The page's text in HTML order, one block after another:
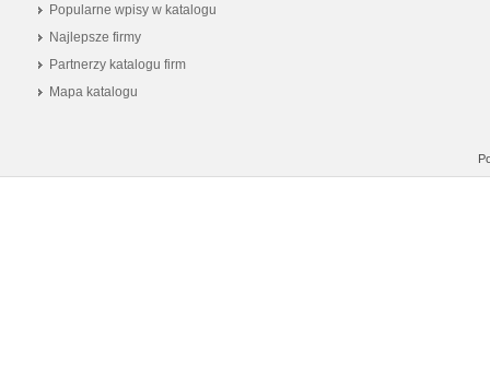
Popularne wpisy w katalogu
Najlepsze firmy
Partnerzy katalogu firm
Mapa katalogu